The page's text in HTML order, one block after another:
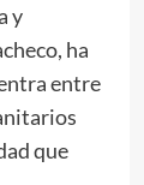
y
ha
entre
que